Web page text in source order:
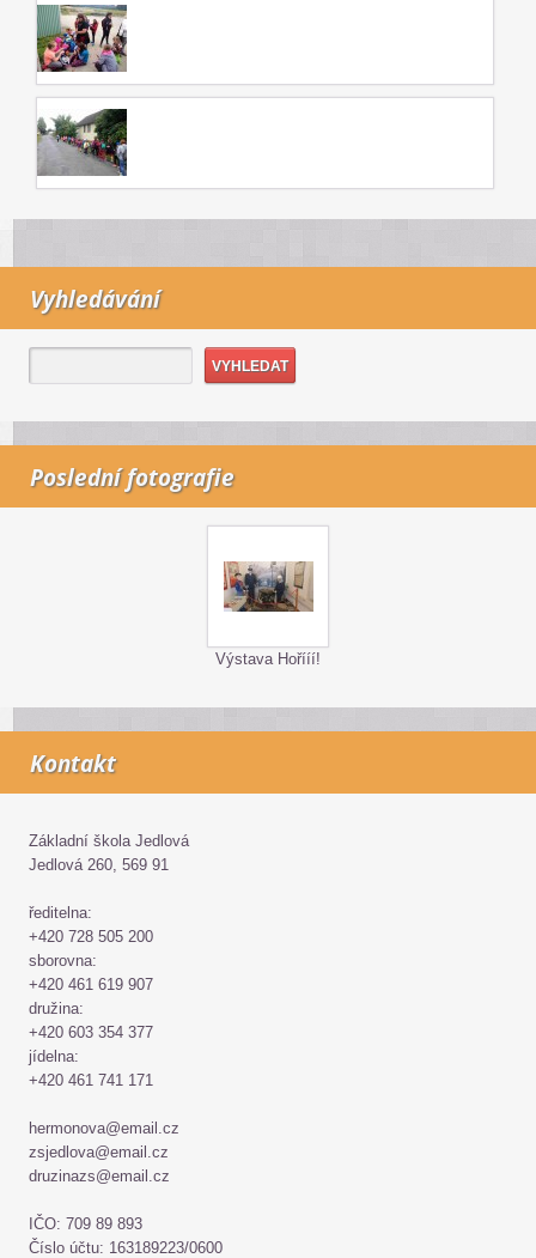
Vyhledávání
Poslední fotografie
Výstava Hořííí!
Kontakt
Základní škola Jedlová
Jedlová 260, 569 91
ředitelna:
+420 728 505 200
sborovna:
+420 461 619 907
družina:
+420 603 354 377
jídelna:
+420 461 741 171
hermonova@email.cz
zsjedlova@email.cz
druzinazs@email.cz
IČO: 709 89 893
Číslo účtu: 163189223/0600